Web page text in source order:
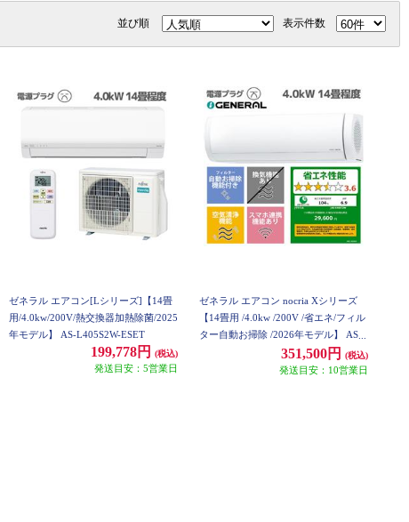
並び順 表示件数
ゼネラル エアコン[Lシリーズ]【14畳
用/4.0kw/200V/熱交換器加熱除菌/2025
年モデル】 AS-L405S2W-ESET
199,778円 (税込)
発送目安：5営業日
ゼネラル エアコン nocria Xシリーズ
【14畳用 /4.0kw /200V /省エネ/フィル
ター自動お掃除 /2026年モデル】 AS-
351,500円 (税込)
発送目安：10営業日